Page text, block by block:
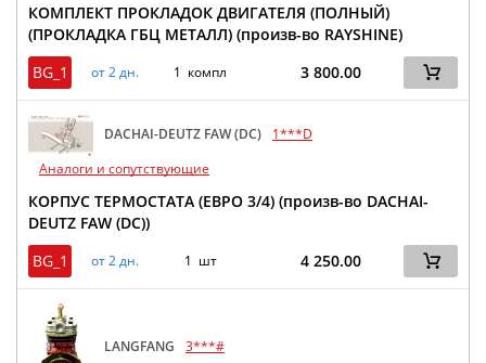
КОМПЛЕКТ ПРОКЛАДОК ДВИГАТЕЛЯ (ПОЛНЫЙ)
(ПРОКЛАДКА ГБЦ МЕТАЛЛ) (произв-во RAYSHINE)
BG_1
от 2 дн. 1 компл 3 800.00
DACHAI-DEUTZ FAW (DC)
1***D
Аналоги и сопутствующие
КОРПУС ТЕРМОСТАТА (ЕВРО 3/4) (произв-во DACHAI-
DEUTZ FAW (DC))
BG_1
от 2 дн. 1 шт 4 250.00
LANGFANG 3***#